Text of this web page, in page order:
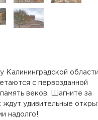
Калининградской
с первозданной
веков. Шагните за
удивительные
надолго!